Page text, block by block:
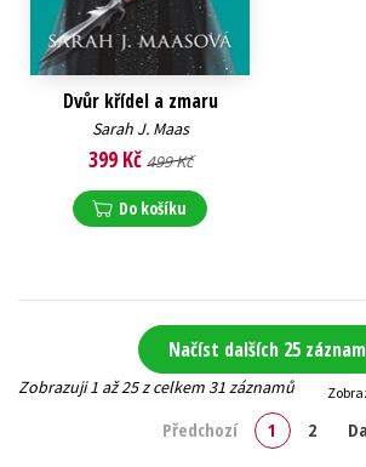
Dvůr křídel a zmaru
Sarah J. Maas
399 Kč 499 Kč
Do košíku
Načíst dalších 25
Zobrazuji 1 až 25 z celkem 31 záznamů
Předchozí 1 2